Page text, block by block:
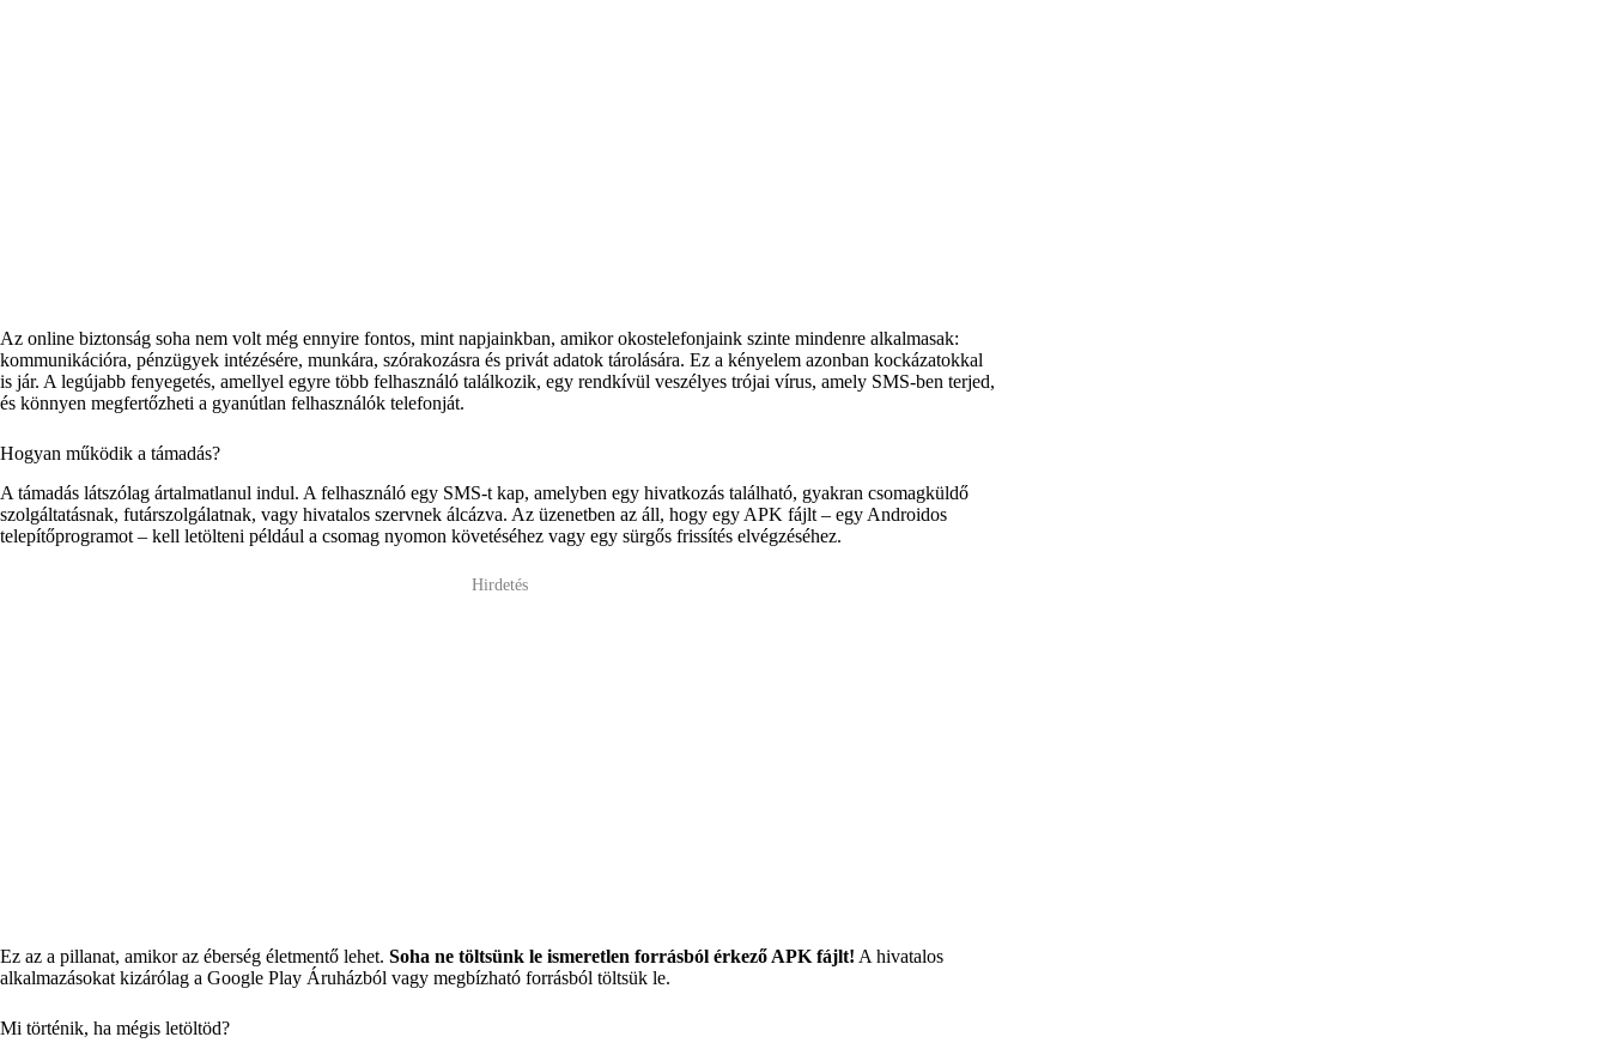
Az online biztonság soha nem volt még ennyire fontos, mint napjainkban, amikor okostelefonjaink szinte mindenre alkalmasak:
kommunikációra, pénzügyek intézésére, munkára, szórakozásra és privát adatok tárolására. Ez a kényelem azonban kockázatokkal
is jár. A legújabb fenyegetés, amellyel egyre több felhasználó találkozik, egy rendkívül veszélyes trójai vírus, amely SMS-ben terjed,
és könnyen megfertőzheti a gyanútlan felhasználók telefonját.
Hogyan működik a támadás?
A támadás látszólag ártalmatlanul indul. A felhasználó egy SMS-t kap, amelyben egy hivatkozás található, gyakran csomagküldő
szolgáltatásnak, futárszolgálatnak, vagy hivatalos szervnek álcázva. Az üzenetben az áll, hogy egy APK fájlt – egy Androidos
telepítőprogramot – kell letölteni például a csomag nyomon követéséhez vagy egy sürgős frissítés elvégzéséhez.
Hirdetés
Ez az a pillanat, amikor az éberség életmentő lehet. Soha ne töltsünk le ismeretlen forrásból érkező APK fájlt! A hivatalos
alkalmazásokat kizárólag a Google Play Áruházból vagy megbízható forrásból töltsük le.
Mi történik, ha mégis letöltöd?